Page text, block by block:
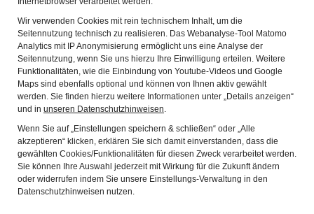
Wir verwenden Cookies mit rein technischem Inhalt, um die
Seitennutzung technisch zu realisieren. Das Webanalyse-Tool Matomo
Analytics mit IP Anonymisierung ermöglicht uns eine Analyse der
Seitennutzung, wenn Sie uns hierzu Ihre Einwilligung erteilen. Weitere
Funktionalitäten, wie die Einbindung von Youtube-Videos und Google
Maps sind ebenfalls optional und können von Ihnen aktiv gewählt
werden. Sie finden hierzu weitere Informationen unter „Details anzeigen“
und in unseren Datenschutzhinweisen.
Wenn Sie auf „Einstellungen speichern & schließen“ oder „Alle
akzeptieren“ klicken, erklären Sie sich damit einverstanden, dass die
gewählten Cookies/Funktionalitäten für diesen Zweck verarbeitet werden.
Sie können Ihre Auswahl jederzeit mit Wirkung für die Zukunft ändern
oder widerrufen indem Sie unsere Einstellungs-Verwaltung in den
Datenschutzhinweisen nutzen.
Bürgerhäuser und Villen in Lauf an der Pegnitz
Unterirdisch
Broschüre Unter dem Flinter
Von alter Sitt und Brauch
Faltplan PABLO DE LA RIESTRA
Unsere Flyer
Das ehemalige Kälschhaus mit seinen Kellern